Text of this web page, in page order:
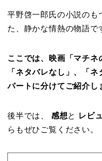
平野啓一郎氏の小説のも
た、静かな情熱の物語で
ここでは、映画「マチ
「ネタバレなし」、「
パートに分けてご紹介し
後半では、 感想と レビ
らもぜひご覧ください。